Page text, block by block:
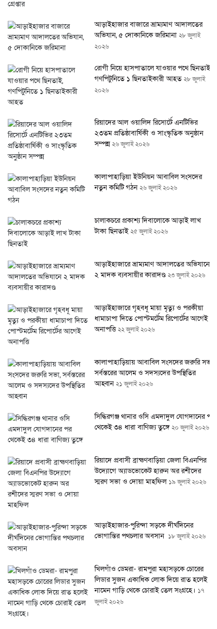
আড়াইহাজার বাজারে ভ্রাম্যমাণ আদালতের
অভিযান, ৫ দোকানিকে জরিমানা২৮ জুলাই
২০২৬
রোগী নিয়ে হাসপাতালে যাওয়ার পথে ছিনতাই,
গণপিটুনিতে ১ ছিনতাইকারী আহত২৮ জুলাই
২০২৬
রিয়াদের আল ওয়ালিদ রিসোর্টে এনটিভির
২৩তম প্রতিষ্ঠাবার্ষিকী ও সাংস্কৃতিক অনুষ্ঠান
সম্পন্ন২৬ জুলাই ২০২৬
কালাপাহাড়িয়া ইউনিয়ন আবাবিল সংসদের
নতুন কমিটি গঠন২৬ জুলাই ২০২৬
চালাকচরে প্রকাশ্য দিবালোকে আড়াই লাখ
টাকা ছিনতাই২৫ জুলাই ২০২৬
আড়াইহাজারে ভ্রাম্যমাণ আদালতের অভিযানে
২ মাদক ব্যবসায়ীর কারাদণ্ড২৩ জুলাই ২০২৬
আড়াইহাজারে গৃহবধূ মায়া মৃত্যু ও পরকীয়া
ধামাচাপা দিতে পোস্টমর্টেম রিপোর্টের আগেই
অনাপত্তি২২ জুলাই ২০২৬
কালাপাহাড়িয়ায় আবাবিল সংসদের জরুরি সভা,
সর্বস্তরের আলেম ও সদস্যদের উপস্থিতির
আহ্বান২১ জুলাই ২০২৬
সিদ্ধিরগঞ্জ থানার ওসি এমদাদুল যোগদানের পর
থেকেই ৩৪ ধারা বাণিজ্য তুঙ্গে২০ জুলাই ২০২৬
রিয়াদে প্রবাসী ব্রাহ্মণবাড়িয়া জেলা বিএনপির
উদ্যোগে অ্যাডভোকেট হারুন অর রশীদের
স্মরণ সভা ও দোয়া মাহফিল ১৯ জুলাই ২০২৬
আড়াইহাজার-পুরিন্দা সড়কে দীর্ঘদিনের
ভোগান্তির পথচলার অবসান ১৮ জুলাই ২০২৬
খিলগাঁও ডেমরা- রামপুরা মহাসড়কে চোরের
লিডার সুজন একাধিক লোক দিয়ে রাত হলেই
নামেন গাড়ি থেকে চোরাই তেল সংগ্রহে। ১৭
জুলাই ২০২৬